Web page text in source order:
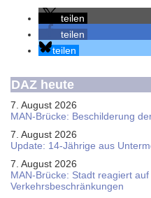
teilen
teilen
teilen
DAZ heute
7. August 2026
MAN-Brücke: Beschilderung
7. August 2026
Update: 14-Jährige aus
7. August 2026
MAN-Brücke: Stadt reagiert
Verkehrsbeschränkungen